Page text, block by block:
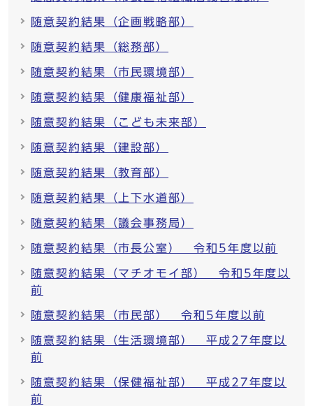
随意契約結果（企画戦略部）
随意契約結果（総務部）
随意契約結果（市民環境部）
随意契約結果（健康福祉部）
随意契約結果（こども未来部）
随意契約結果（建設部）
随意契約結果（教育部）
随意契約結果（上下水道部）
随意契約結果（議会事務局）
随意契約結果（市長公室） 令和5年度以前
随意契約結果（マチオモイ部） 令和5年度以
前
随意契約結果（市民部） 令和5年度以前
随意契約結果（生活環境部） 平成27年度以
前
随意契約結果（保健福祉部） 平成27年度以
前